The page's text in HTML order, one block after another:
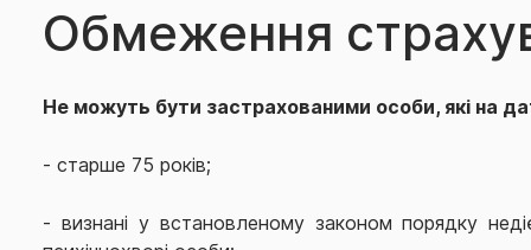
Обмеження
Не можуть бути застрахованими особи, які на
- старше 75 років;
- визнані у встановленому законом порядку